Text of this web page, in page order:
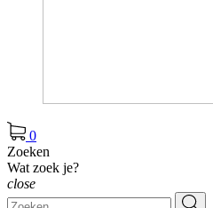
0
Zoeken
Wat zoek je?
close